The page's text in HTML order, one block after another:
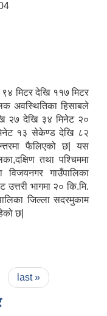
मिटर देखि ११७ मिटर
अवस्थितिका हिसाबले
२७ देखि ३४ मिनेट २०
१३ सेकेण्ड देखि ८२
फैलिएको छ| यस
तथा पश्चिममा
विजयनगर गाउँपालिका
भागमा २० कि.मि.
जिल्ला सदरमुकाम
छ|
last »